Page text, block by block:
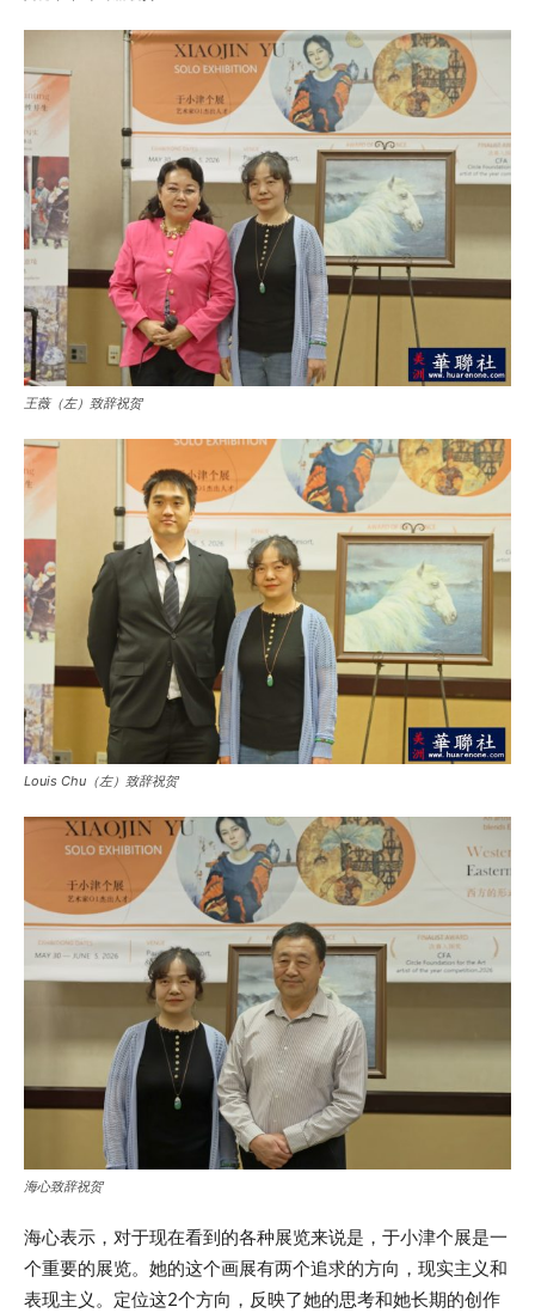
王薇（左）致辞祝贺
Louis Chu（左）致辞祝贺
海心致辞祝贺
海心表示，对于现在看到的各种展览来说是，于小津个展是一
个重要的展览。她的这个画展有两个追求的方向，现实主义和
表现主义。定位这2个方向，反映了她的思考和她长期的创作